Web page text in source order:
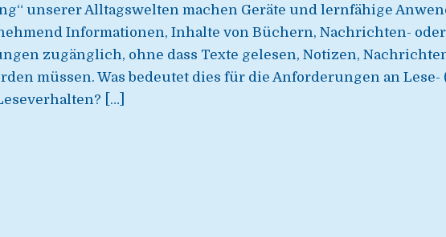
unserer Alltagswelten machen Geräte und lernfähige
Informationen, Inhalte von Büchern, Nachrichten-
zugänglich, ohne dass Texte gelesen, Notizen,
müssen. Was bedeutet dies für die Anforderungen an Lese-
[…]